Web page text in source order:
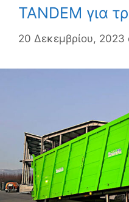
TANDEM για
20 Δεκεμβρίου, 2023